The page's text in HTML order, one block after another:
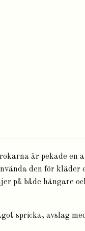
är pekade en
den för kläder
på både hängare
spricka, avslag